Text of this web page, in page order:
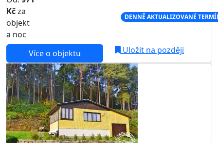
Kčza
objekt
a noc
DENNĚ AKTUALIZOVANÉ
Více o objektu
Uložit na později